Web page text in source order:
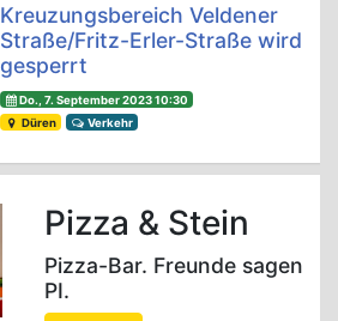
Kreuzungsbereich Veldener
Straße/Fritz-Erler-Straße wird
gesperrt
Do., 7. September 2023 10:30
Düren
Verkehr
Pizza & Stein
Pizza-Bar. Freunde sagen
PI.